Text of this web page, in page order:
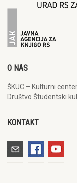
O NAS
ŠKUC – Kulturni
Društvo Študentski
KONTAKT